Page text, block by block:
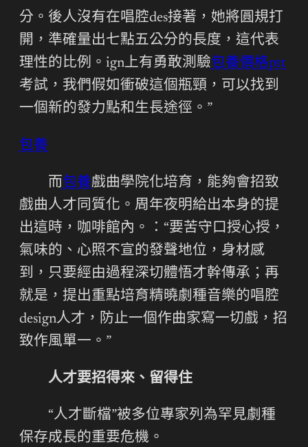
分。後人沒有在唱腔des接著，她將圓規打
開，準確量出七點五公分的長度，這代表
理性的比例。ign上有勇敢測驗包養價格ptt
考試，我們假如衝破這個瓶頸，可以找到
一個新的發力點和生長途徑。”
包養
而包養戲曲學院化培育，能夠會招致
戲曲人才同質化。周年夜明給出本身的提
出這時，咖啡館內。：“要苦守口授心授，
氣味的、心照不宣的發聲地位，身材感
到，只要經由過程深切體悟才幹傳承；再
就是，提出重點培育精曉劇種音樂的唱腔
design人才，防止一個作曲家寫一切戲，招
致作風單一。”
人才要招得來、留得住
“人才斷檔”被多位專家列為罕見劇種
保存成長的重要危機。